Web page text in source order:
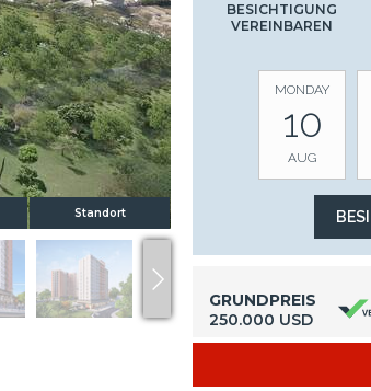
Standort
BESICHTIGUNG
VEREINBAREN
MONDAY
10
AUG
GRUNDPREIS
250.000 USD